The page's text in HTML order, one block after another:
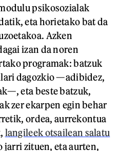
psikosozialak
eta horietako bat da
Azken
izan da noren
programak: batzuk
dagozkio —adibidez,
eta beste batzuk,
zer ekarpen egin behar
ordea, aurrekontua
langileek otsailean salatu
jarri zituen, eta aurten,